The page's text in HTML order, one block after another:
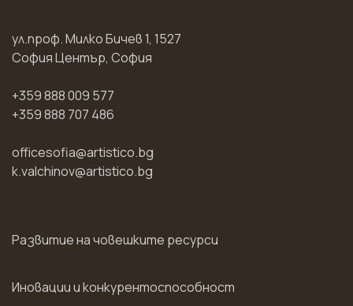
ул.проф. Милко Бичев 1, 1527
София Център, София
+359 888 009 577
+359 888 707 486
officesofia@artistico.bg
k.valchinov@artistico.bg
Развитие на човешките ресурси
Иновации и конкурентоспособност